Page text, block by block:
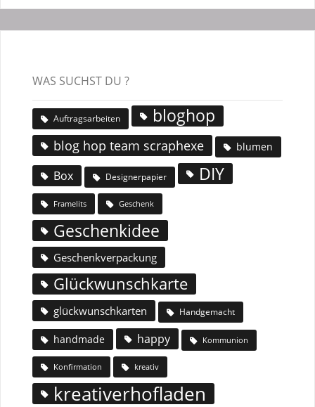
WAS SUCHST DU ?
Auftragsarbeiten bloghop
blog hop team scraphexe blumen
Box Designerpapier DIY
Framelits Geschenk
Geschenkidee
Geschenkverpackung
Glückwunschkarte
glückwunschkarten Handgemacht
handmade happy Kommunion
Konfirmation kreativ
kreativerhofladen